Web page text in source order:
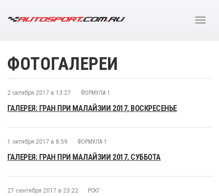
ФОТОГАЛЕРЕИ
2 октября 2017 в 13:27 ФОРМУЛА 1
ГАЛЕРЕЯ: ГРАН ПРИ МАЛАЙЗИИ 2017, ВОСКРЕСЕНЬЕ
1 октября 2017 в 8:59 ФОРМУЛА 1
ГАЛЕРЕЯ: ГРАН ПРИ МАЛАЙЗИИ 2017, СУББОТА
27 сентября 2017 в 23:22 РСКГ